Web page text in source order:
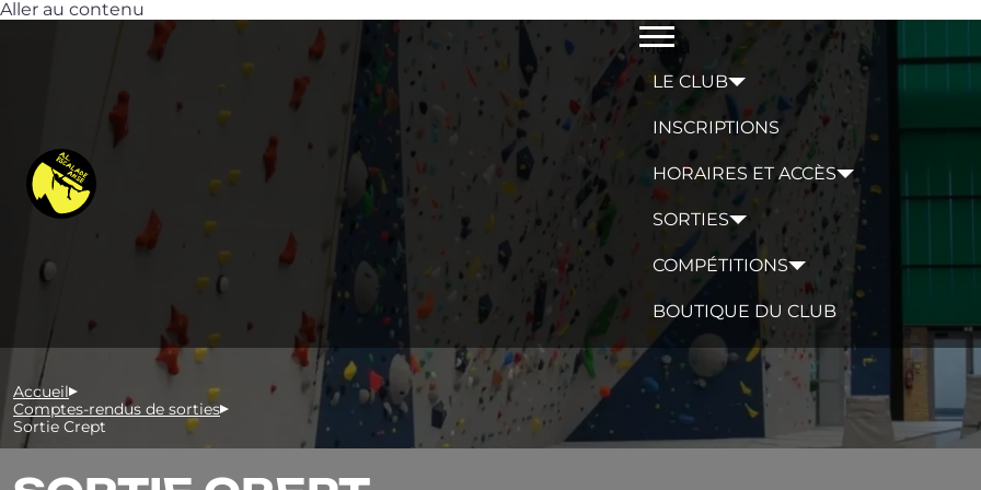
Aller au contenu
Menu
LE CLUB
INSCRIPTIONS
HORAIRES ET ACCÈS
SORTIES
COMPÉTITIONS
BOUTIQUE DU CLUB
Accueil
Comptes-rendus de sorties
Sortie Crept